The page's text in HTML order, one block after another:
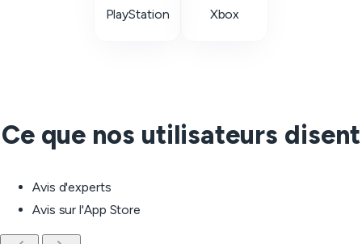
PlayStation Xbox
Ce que nos utilisateurs disent
Avis d'experts
Avis sur l'App Store